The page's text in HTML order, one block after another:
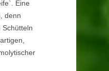
Eine
denn
Schütteln